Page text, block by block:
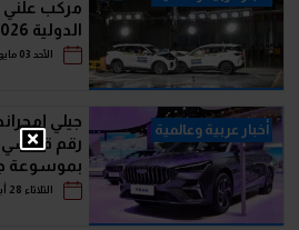
مركب علني
الدولية 2026
الأحد 03 مايو 2026
أخبار عربية وعالمية
رقم
بموسوعة
الثلاثاء 28 أبريل 2026